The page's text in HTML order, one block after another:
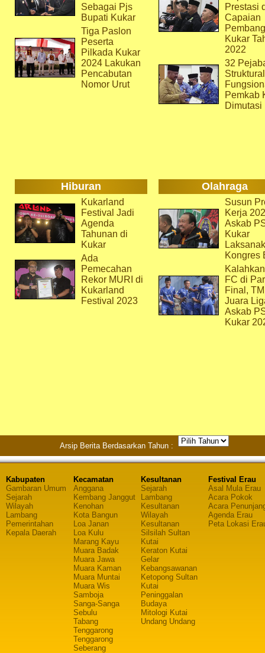
Sebagai Pjs
Bupati Kukar
Tiga Paslon
Peserta
Pilkada Kukar
2024 Lakukan
Pencabutan
Nomor Urut
Prestasi
Capaian
Kukar
2022
32
Pemkab
Dimutasi
Hiburan Olahraga
Kukarland
Festival Jadi
Agenda
Tahunan di
Kukar
Ada
Pemecahan
Rekor MURI di
Kukarland
Festival 2023
Susun
Kerja
Askab
Kukar
Kongres
FC di
Final,
Juara
Askab
Kukar
Arsip Berita Berdasarkan Tahun :
Kabupaten
Gambaran Umum
Sejarah
Wilayah
Lambang
Pemerintahan
Kepala Daerah
Kecamatan
Anggana
Kembang Janggut
Kenohan
Kota Bangun
Loa Janan
Loa Kulu
Marang Kayu
Muara Badak
Muara Jawa
Muara Kaman
Muara Muntai
Muara Wis
Samboja
Sanga-Sanga
Sebulu
Tabang
Tenggarong
Tenggarong
Seberang
Kesultanan
Sejarah
Lambang
Kesultanan
Wilayah
Kesultanan
Silsilah Sultan
Kutai
Keraton Kutai
Gelar
Kebangsawanan
Ketopong Sultan
Kutai
Peninggalan
Budaya
Mitologi Kutai
Undang Undang
Festival Erau
Asal Mula Erau
Acara Pokok
Acara
Agenda Erau
Peta Lokasi